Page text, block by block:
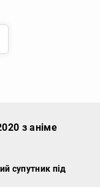
з аніме
супутник під